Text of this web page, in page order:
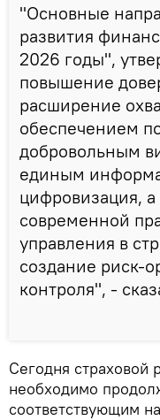
"Основные
развития
2026 годы",
повышение
расширение
обеспечением
добровольным
единым
цифровизация,
современной
управления в
создание риск-
контроля", -
Сегодня страховой
необходимо
соответствующим